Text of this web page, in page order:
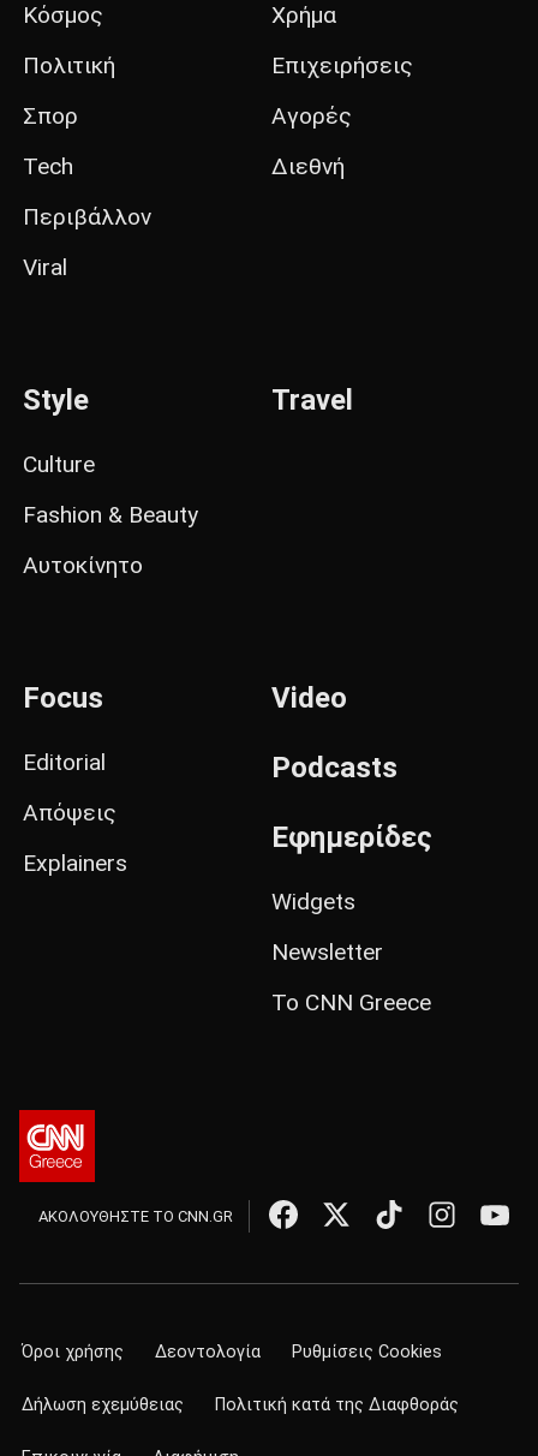
Κόσμος
Πολιτική
Σπορ
Tech
Περιβάλλον
Viral
Χρήμα
Επιχειρήσεις
Αγορές
Διεθνή
Style
Culture
Fashion & Beauty
Αυτοκίνητο
Travel
Focus
Editorial
Απόψεις
Explainers
Video
Podcasts
Εφημερίδες
Widgets
Newsletter
Το CNN Greece
ΑΚΟΛΟΥΘΗΣΤΕ ΤΟ CNN.GR
Όροι χρήσης Δεοντολογία Ρυθμίσεις Cookies
Δήλωση εχεμύθειας Πολιτική κατά της Διαφθοράς